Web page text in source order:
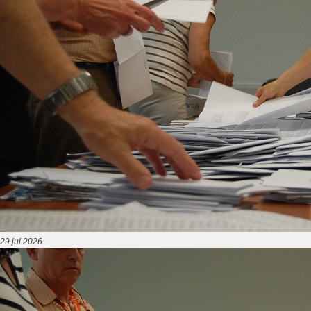
29 jul 2026